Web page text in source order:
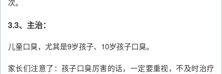
次。
3.3、主治：
儿童口臭，尤其是9岁孩子、10岁孩子口臭。
家长们注意了：孩子口臭厉害的话，一定要重视，不及时治疗